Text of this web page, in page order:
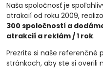
Naša spoločnosť je
atrakcií od roku 2009,
300 spoločností a
atrakcií a reklám / 1 rok.
Prezrite si naše referenčné
stránkach, aby ste si overili